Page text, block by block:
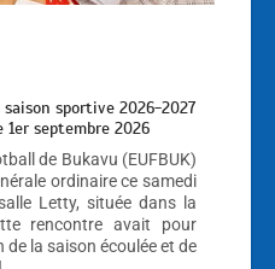
saison sportive 2026-2027
septembre 2026
de Bukavu (EUFBUK)
ordinaire ce samedi
Letty, située dans la
rencontre avait pour
la saison écoulée et de